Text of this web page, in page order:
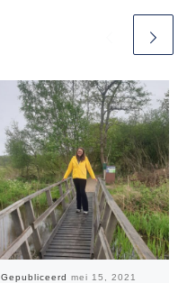
Gepubliceerd mei 15, 2021